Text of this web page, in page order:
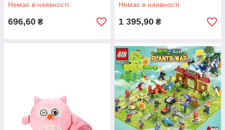
Немає в наявності
696,60 ₴
Немає в наявності
1 395,90 ₴